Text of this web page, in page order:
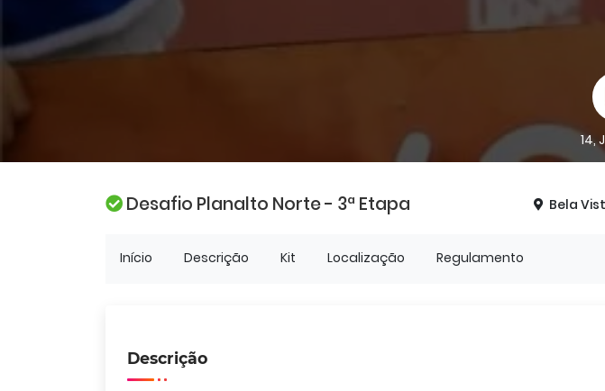
Desafio Planalto Norte - 3ª Etapa
14,
Bela
Início Descrição Kit Localização Regulamento
Descrição